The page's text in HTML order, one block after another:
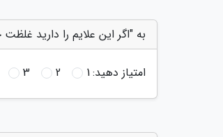
به "اگر این علایم را دارید
امتیاز دهید:1
2
3